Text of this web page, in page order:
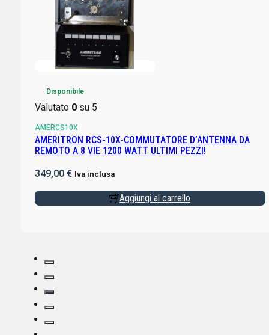
Disponibile
Valutato 0su 5
AMERCS10X
AMERITRON RCS-10X-COMMUTATORE D’ANTENNA DA
REMOTO A 8 VIE 1200 WATT ULTIMI PEZZI!
349,00 € Iva inclusa
Aggiungi al carrello